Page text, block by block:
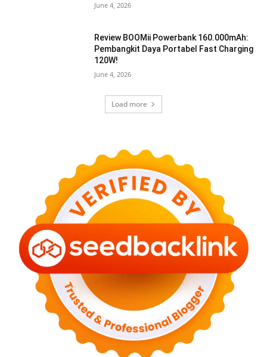
June 4, 2026
Review BOOMii Powerbank 160.000mAh:
Pembangkit Daya Portabel Fast Charging
120W!
June 4, 2026
Load more